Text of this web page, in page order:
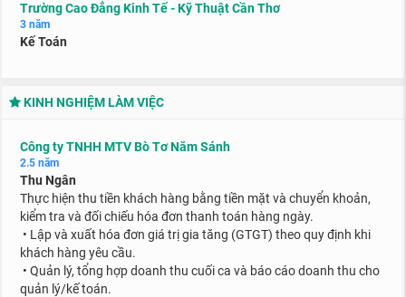
Trường Cao Đẳng Kinh Tế - Kỹ Thuật Cần Thơ
3 năm
Kế Toán
KINH NGHIỆM LÀM VIỆC
Công ty TNHH MTV Bò Tơ Năm Sánh
2.5 năm
Thu Ngân
Thực hiện thu tiền khách hàng bằng tiền mặt và chuyển khoản,
kiểm tra và đối chiếu hóa đơn thanh toán hàng ngày.
• Lập và xuất hóa đơn giá trị gia tăng (GTGT) theo quy định khi
khách hàng yêu cầu.
• Quản lý, tổng hợp doanh thu cuối ca và báo cáo doanh thu cho
quản lý/kế toán.